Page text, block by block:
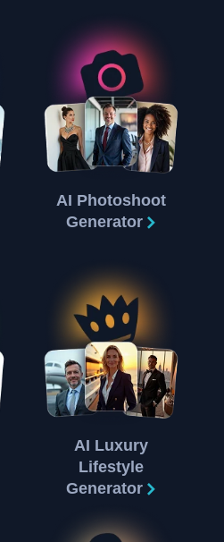
AI Photoshoot
Generator
AI Luxury
Lifestyle
Generator